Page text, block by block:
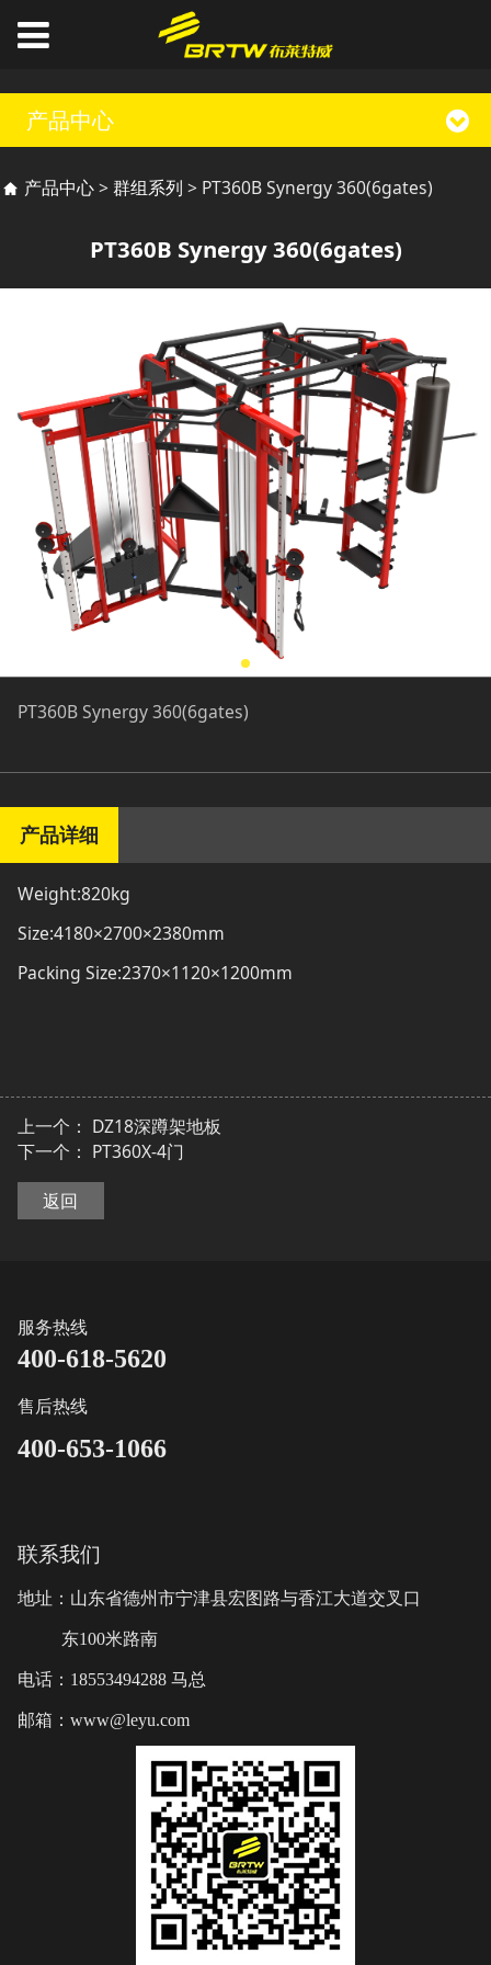
产品中心
PT360B Synergy
360(6gates)
产品中心>群组系列 > PT360B Synergy 360(6gates)
PT360B Synergy 360(6gates)
PT360B Synergy 360(6gates)
产品详细
Weight:820kg
Size:4180×2700×2380mm
Packing Size:2370×1120×1200mm
上一个： DZ18深蹲架地板
下一个： PT360X-4门
返回
服务热线
400-618-5620
售后热线
400-653-1066
联系我们
地址：山东省德州市宁津县宏图路与香江大道交叉口
东100米路南
电话：18553494288 马总
邮箱：www@leyu.com